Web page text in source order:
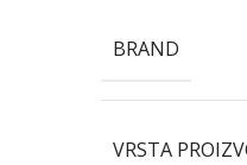
BRAND
VRSTA